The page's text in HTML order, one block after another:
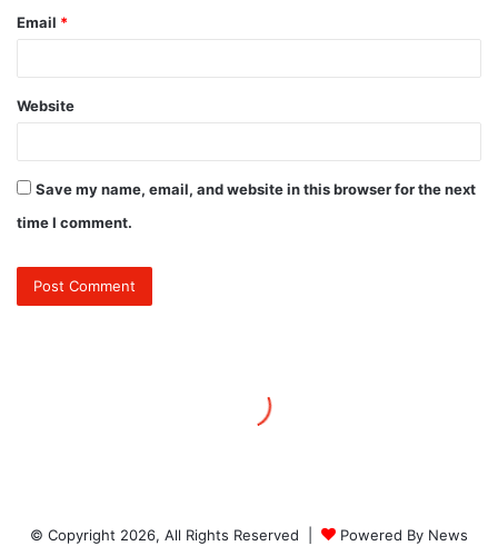
© Copyright 2026, All Rights Reserved | Powered By News